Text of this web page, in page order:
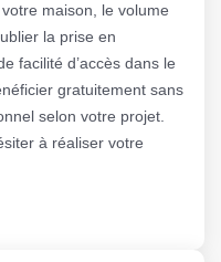
maison, le volume
la prise en
facilité d’accès dans le
gratuitement sans
selon votre projet.
à réaliser votre